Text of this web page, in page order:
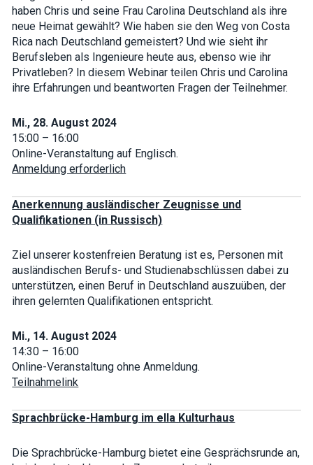
haben Chris und seine Frau Carolina Deutschland als ihre
neue Heimat gewählt? Wie haben sie den Weg von Costa
Rica nach Deutschland gemeistert? Und wie sieht ihr
Berufsleben als Ingenieure heute aus, ebenso wie ihr
Privatleben? In diesem Webinar teilen Chris und Carolina
ihre Erfahrungen und beantworten Fragen der Teilnehmer.
Mi., 28. August 2024
15:00 – 16:00
Online-Veranstaltung auf Englisch.
Anmeldung erforderlich
Anerkennung ausländischer Zeugnisse und
Qualifikationen (in Russisch)
Ziel unserer kostenfreien Beratung ist es, Personen mit
ausländischen Berufs- und Studienabschlüssen dabei zu
unterstützen, einen Beruf in Deutschland auszuüben, der
ihren gelernten Qualifikationen entspricht.
Mi., 14. August 2024
14:30 – 16:00
Online-Veranstaltung ohne Anmeldung.
Teilnahmelink
Sprachbrücke-Hamburg im ella Kulturhaus
Die Sprachbrücke-Hamburg bietet eine Gesprächsrunde an,
improve the
website's
functionality
and
structure,
based on
website is
possible
cookies,
some
functionality
will
from the
By sharing
you visit our
chance of
seeing